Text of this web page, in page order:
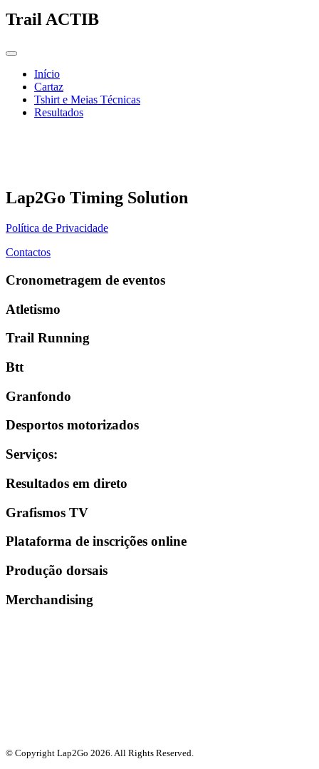
Trail ACTIB
Início
Cartaz
Tshirt e Meias Técnicas
Resultados
Lap2Go Timing Solution
Política de Privacidade
Contactos
Cronometragem de eventos
Atletismo
Trail Running
Btt
Granfondo
Desportos motorizados
Serviços:
Resultados em direto
Grafismos TV
Plataforma de inscrições online
Produção dorsais
Merchandising
© Copyright Lap2Go 2026. All Rights Reserved.